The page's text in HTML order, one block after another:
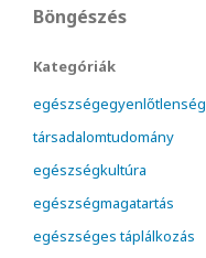
Böngészés
Kategóriák
egészségegyenlőtlenség
társadalomtudomány
egészségkultúra
egészségmagatartás
egészséges táplálkozás